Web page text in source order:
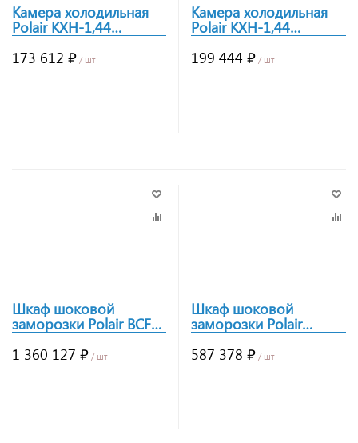
Камера холодильная
Polair КХН-1,44
Minicella MM 1 дверь
173 612 ₽ / шт
Камера холодильная
Polair КХН-1,44
Minicella MM 2 двери
без пола
199 444 ₽ / шт
Шкаф шоковой
заморозки Polair BCF
20.1.T1 inox
1 360 127 ₽ / шт
Шкаф шоковой
заморозки Polair
CRt20T-L с
универсальной
587 378 ₽ / шт